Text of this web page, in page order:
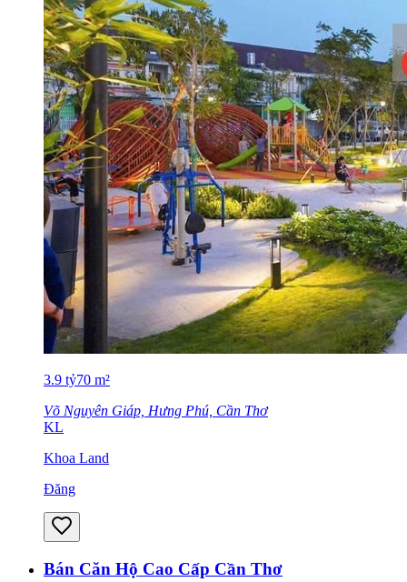
3.9 tỷ70 m²
Võ Nguyên Giáp, Hưng Phú, Cần Thơ
KL
Khoa Land
Đăng
Bán Căn Hộ Cao Cấp Cần Thơ